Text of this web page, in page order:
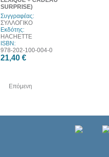
SURPRISE)
Συγγραφέας:
ΣΥΛΛΟΓΙΚΟ
Εκδότης:
HACHETTE
ISBN:
978-202-100-004-0
21,40 €
Επόμενη